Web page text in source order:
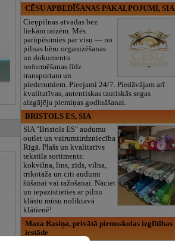
CĒSU APBEDĪŠANAS PAKALPOJUMI, SIA
Cieņpilnas atvadas bez
liekām raizēm. Mēs
parūpēsimies par visu — no
pilnas bēru organizēšanas
un dokumentu
noformēšanas līdz
transportam un
piederumiem. Pieejami 24/7. Piedāvājam arī
kvalitatīvas, autentiskas tautiskās segas
aizgājēja piemiņas godināšanai.
BRISTOLS ES, SIA
SIA "Bristols ES" audumu
outlet un vairumtirdzniecība
Rīgā. Plašs un kvalitatīvs
tekstila sortiments:
kokvilna, lins, zīds, vilna,
trikotāža un citi audumi
šūšanai vai ražošanai. Nāciet
un iepazīstieties ar pilnu
klāstu mūsu noliktavā
klātienē!
Maza Rasiņa, privātā pirmsskolas izglītības
iestāde